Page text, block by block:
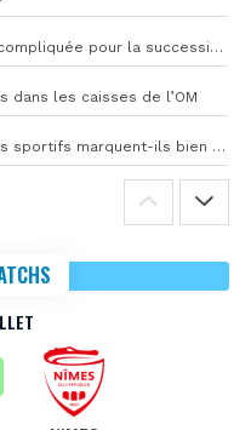
L’OM s’attaque à une nouvelle piste compliquée pour la succession de Rulli
dans les caisses de l’OM
Pourquoi les plus grands événements sportifs marquent-ils bien au-delà du score final ?